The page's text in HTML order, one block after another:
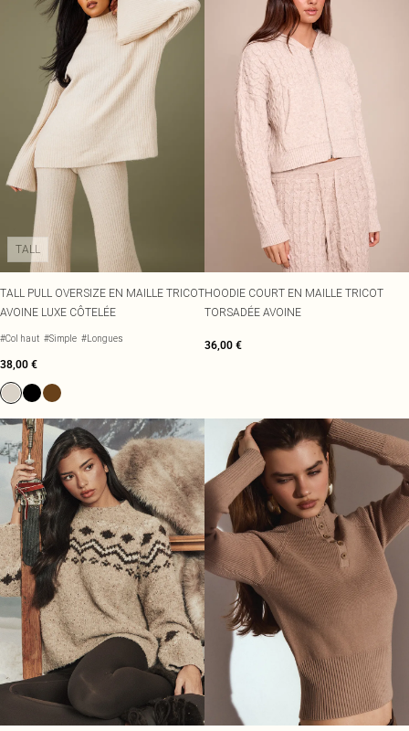
TALL
TALL PULL OVERSIZE EN MAILLE TRICOT
AVOINE LUXE CÔTELÉE
#Col haut #Simple #Longues
38,00 €
HOODIE COURT EN MAILLE TRICOT
TORSADÉE AVOINE
36,00 €